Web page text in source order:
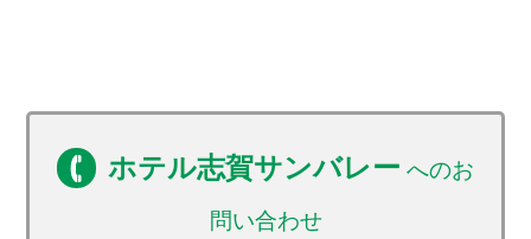
ホテル志賀サンバレー